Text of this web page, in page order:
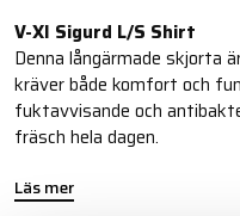
V-XI Sigurd L/S Shirt
Denna långärmade skjorta
kräver både komfort och
fuktavvisande och
fräsch hela dagen.
Läs mer